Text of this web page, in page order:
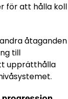
för att hålla koll
åtaganden
till
upprätthålla